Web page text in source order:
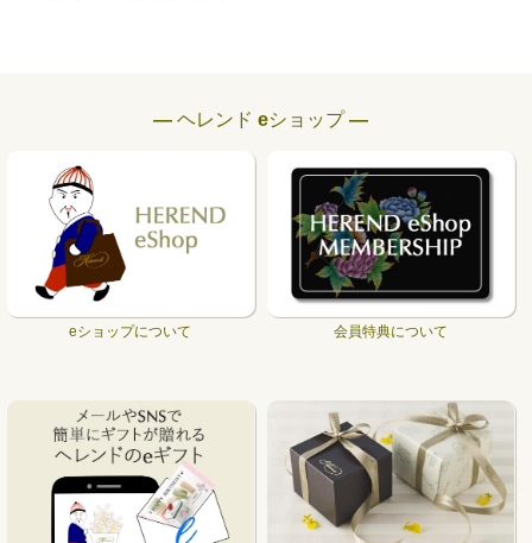
― ヘレンド eショップ ―
eショップについて 会員特典について